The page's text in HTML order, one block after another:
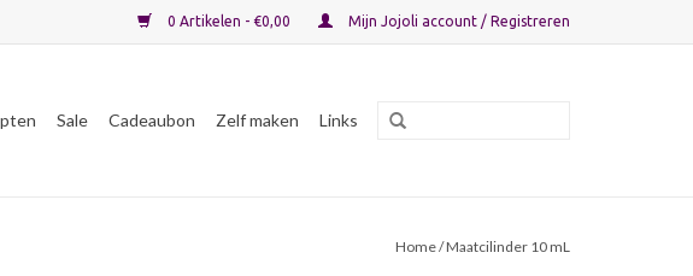
0 Artikelen - €0,00 Mijn Jojoli account / Registreren
Sale Cadeaubon Zelf maken Links
Home/ Maatcilinder 10 mL